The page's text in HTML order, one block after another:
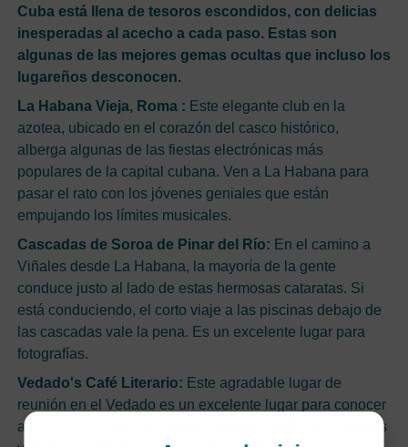
Cuba está llena de tesoros escondidos, con delicias
inesperadas al acecho a cada paso. Estas son
algunas de las mejores gemas ocultas que incluso los
lugareños desconocen.
La Habana Vieja, Roma : Este elegante club en la
azotea, ubicado en el corazón del casco histórico,
alberga algunas de las fiestas electrónicas más
populares de la capital cubana. Ven a La Habana para
pasar el rato con los jóvenes geniales que están
empujando los límites musicales.
Cascadas de Soroa de Pinar del Río: En el camino a
Viñales desde La Habana, la mayoría de la gente
conduce justo al lado de estas hermosas cataratas. Si
está conduciendo, el corto viaje a las piscinas debajo de
las cascadas vale la pena. Es un excelente lugar para
fotografías.
Vedado's Café Literario: Este agradable lugar de
reunión en el Vedado es un excelente lugar para conocer
a los amables cubanos en un ambiente relajado. Algunos